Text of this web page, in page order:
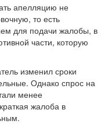
апелляцию не
то есть
для подачи жалобы, в
части, которую
изменил сроки
Однако спрос на
менее
жалоба в